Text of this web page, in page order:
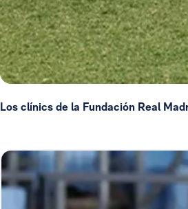
Los clínics de la Fundación Real